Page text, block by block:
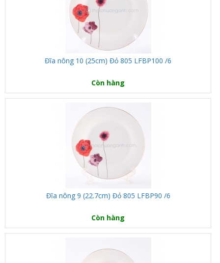
Đĩa nông 10 (25cm) Đỏ 805 LFBP100 /6
Còn hàng
Đĩa nông 9 (22.7cm) Đỏ 805 LFBP90 /6
Còn hàng